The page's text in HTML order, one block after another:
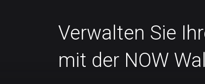
Verwalten Sie
mit der NOW